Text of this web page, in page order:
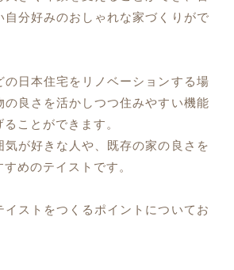
自分好みのおしゃれな家づくりがで
の日本住宅をリノベーションする場
の良さを活かしつつ住みやすい機能
ことができます。
気が好きな人や、既存の家の良さを
めのテイストです。
イストをつくるポイントについてお